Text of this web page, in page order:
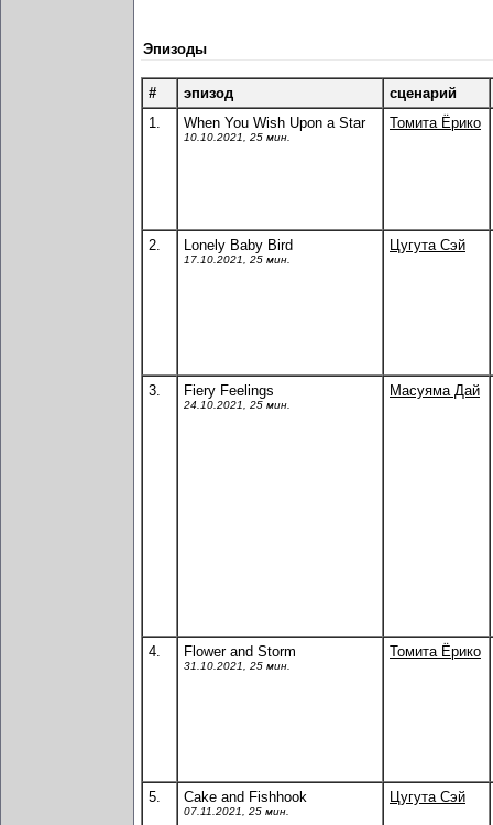
Эпизоды
# эпизод
сценарий
1.
When You Wish Upon a Star
10.10.2021, 25 мин.
Томита Ёрико
2. Lonely Baby Bird
17.10.2021, 25 мин.
Цугута Сэй
3. Fiery Feelings
24.10.2021, 25 мин.
Масуяма Дай
4. Flower and Storm
31.10.2021, 25 мин.
Томита Ёрико
5. Cake and Fishhook
07.11.2021, 25 мин.
Цугута Сэй